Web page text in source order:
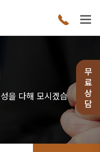
을 다해 모시겠습
무
료
상
담